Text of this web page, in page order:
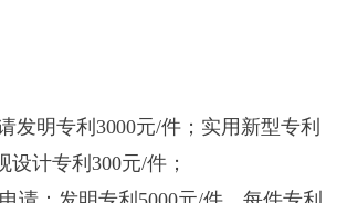
发明专利3000元/件；实用新型专利
设计专利300元/件；